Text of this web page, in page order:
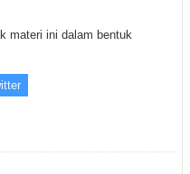
materi ini dalam bentuk